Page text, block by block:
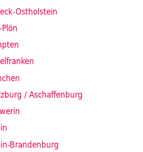
Ostholstein
/ Aschaffenburg
Brandenburg